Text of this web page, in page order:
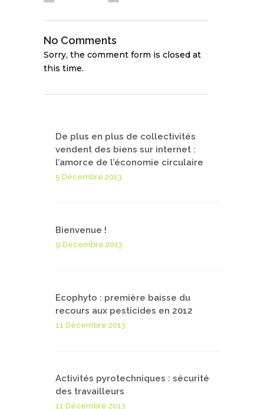
No Comments
Sorry, the comment form is closed at
this time.
De plus en plus de collectivités
vendent des biens sur internet :
l’amorce de l’économie circulaire
5 Décembre 2013
Bienvenue !
9 Décembre 2013
Ecophyto : première baisse du
recours aux pesticides en 2012
11 Décembre 2013
Activités pyrotechniques : sécurité
des travailleurs
11 Décembre 2013